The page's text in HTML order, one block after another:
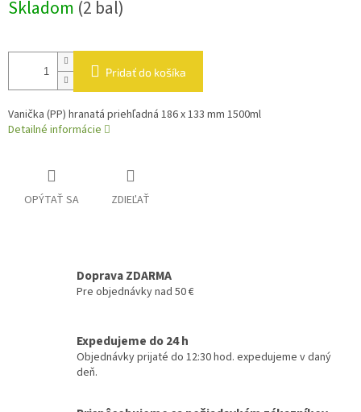
cena:
Skladom (2 bal)
Pridať do košíka
Vanička (PP) hranatá priehľadná 186 x 133 mm 1500ml
Detailné informácie
OPÝTAŤ SA ZDIEĽAŤ
Doprava ZDARMA
Pre objednávky nad 50 €
Expedujeme do 24 h
Objednávky prijaté do 12:30 hod. expedujeme v daný
deň.